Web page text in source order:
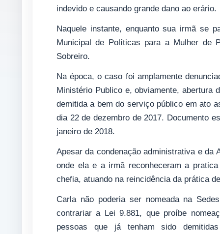
indevido e causando grande dano ao erário.
Naquele instante, enquanto sua irmã se
Municipal de Políticas para a Mulher de
Sobreiro.
Na época, o caso foi amplamente
Ministério Publico e, obviamente, abertura
demitida a bem do serviço público em ato
dia 22 de dezembro de 2017. Documento
janeiro de 2018.
Apesar da condenação administrativa e da
onde ela e a irmã reconheceram a
chefia, atuando na reincidência da prática
Carla não poderia ser nomeada na
contrariar a Lei 9.881, que proíbe
pessoas que já tenham sido